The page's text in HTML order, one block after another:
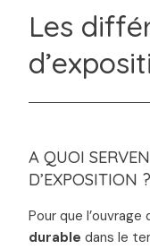
Les
A QUOI
D’EXPOSITION ?
Pour que
durable dans le